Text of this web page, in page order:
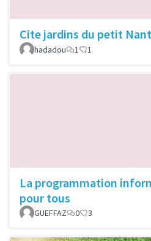
Cite jardins du petit
hadadou
1 1
La programmation
pour tous
GUEFFAZ 0 3